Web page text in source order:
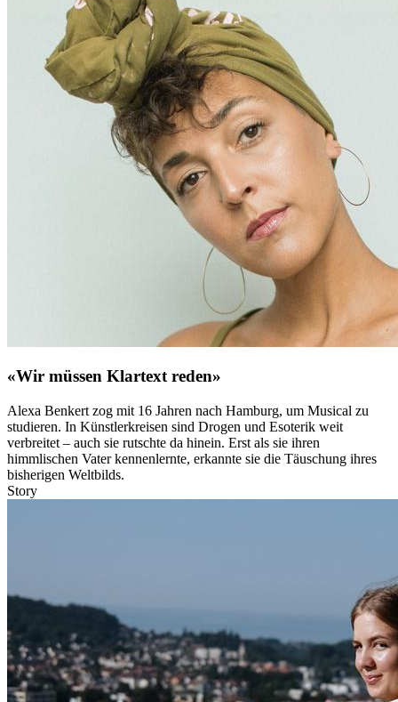
«Wir müssen Klartext reden»
Alexa Benkert zog mit 16 Jahren nach Hamburg, um Musical zu
studieren. In Künstlerkreisen sind Drogen und Esoterik weit
verbreitet – auch sie rutschte da hinein. Erst als sie ihren
himmlischen Vater kennenlernte, erkannte sie die Täuschung ihres
bisherigen Weltbilds.
Story